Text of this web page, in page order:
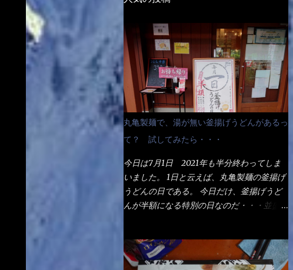
丸亀製麺で、湯が無い釜揚げうどんがあるっ
て？ 試してみたら・・・
今日は7月1日 2021年も半分終わってしま
いました。 1日と云えば、丸亀製麺の釜揚げ
うどんの日である。 今日だけ、釜揚げうど
んが半額になる特別の日なのだ・・・並盛
いことが2つある！ 1つめは釜揚げうどんの
湯が無い注文が通るか？ 釜揚げうどんは、